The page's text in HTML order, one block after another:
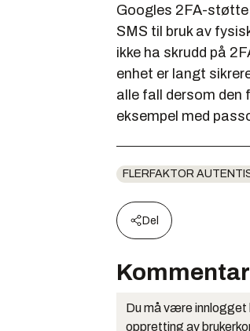
Googles 2FA-støtte
SMS til bruk av
ikke ha skrudd på
enhet er langt
alle fall dersom den
eksempel med
FLERFAKTOR
Del
Du må være
oppretting av